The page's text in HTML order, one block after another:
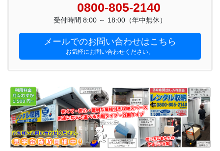
0800-805-2140
受付時間 8:00 ～ 18:00（年中無休）
メールでのお問い合わせはこちら
お気軽にお問い合わせください。